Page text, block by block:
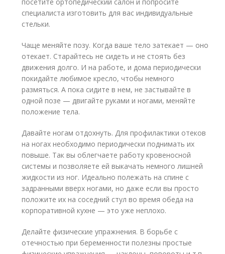
специалиста изготовить для вас индивидуальные
стельки.
Чаще меняйте позу. Когда ваше тело затекает — оно
отекает. Старайтесь не сидеть и не стоять без
движения долго. И на работе, и дома периодически
покидайте любимое кресло, чтобы немного
размяться. А пока сидите в нем, не застывайте в
одной позе — двигайте руками и ногами, меняйте
положение тела.
Давайте ногам отдохнуть. Для профилактики отеков
на ногах необходимо периодически поднимать их
повыше. Так вы облегчаете работу кровеносной
системы и позволяете ей выкачать немного лишней
жидкости из ног. Идеально полежать на спине с
задранными вверх ногами, но даже если вы просто
положите их на соседний стул во время обеда на
корпоративной кухне — это уже неплохо.
Делайте физические упражнения. В борьбе с
отечностью при беременности полезны простые